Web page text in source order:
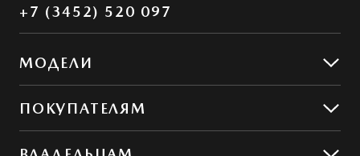
+7 (3452) 520 097
МОДЕЛИ
Mazda CX-50
ПОКУПАТЕЛЯМ